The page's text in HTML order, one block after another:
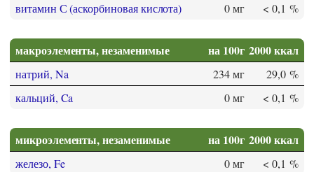
витамин С (аскорбиновая кислота)
0 мг < 0,1 %
макроэлементы, незаменимые на 100г 2000 ккал
натрий, Na 234 мг
29,0 %
кальций, Ca
0 мг < 0,1 %
микроэлементы, незаменимые на 100г 2000 ккал
железо, Fe 0 мг < 0,1 %